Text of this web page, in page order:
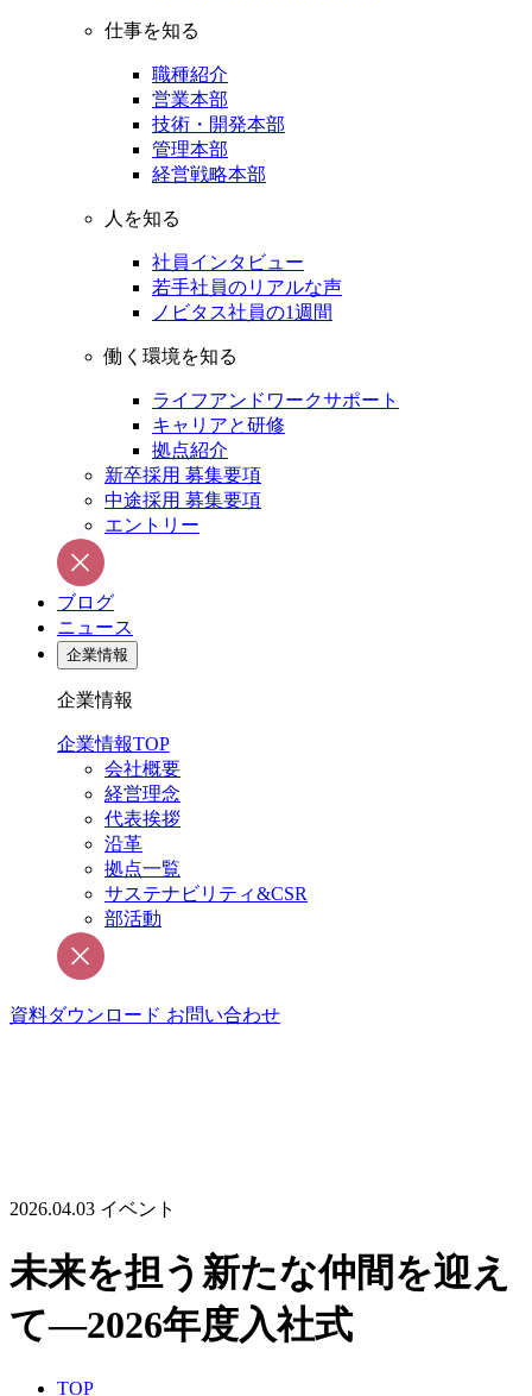
仕事を知る
職種紹介
営業本部
技術・開発本部
管理本部
経営戦略本部
人を知る
社員インタビュー
若手社員のリアルな声
ノビタス社員の1週間
働く環境を知る
ライフアンドワークサポート
キャリアと研修
拠点紹介
新卒採用 募集要項
中途採用 募集要項
エントリー
ブログ
ニュース
企業情報
企業情報
企業情報TOP
会社概要
経営理念
代表挨拶
沿革
拠点一覧
サステナビリティ&CSR
部活動
資料ダウンロード お問い合わせ
2026.04.03 イベント
未来を担う新たな仲間を迎え
て—2026年度入社式
TOP